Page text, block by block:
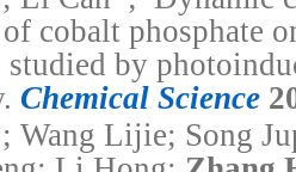
cobalt phosphate
studied by
Chemical Science
; Wang Lijie; Song